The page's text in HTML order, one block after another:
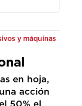
y máquinas
en hoja,
acción